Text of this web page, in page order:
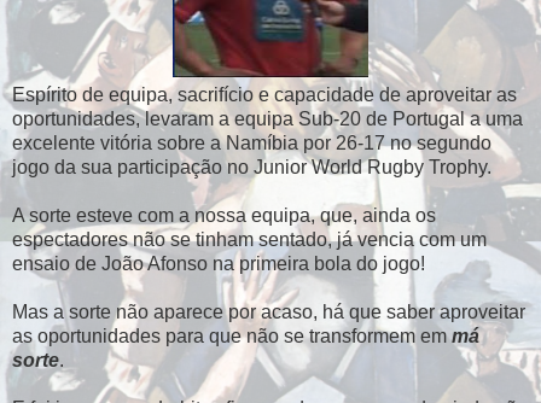
Espírito de equipa, sacrifício e capacidade de aproveitar as
oportunidades, levaram a equipa Sub-20 de Portugal a uma
excelente vitória sobre a Namíbia por 26-17 no segundo
jogo da sua participação no Junior World Rugby Trophy.
A sorte esteve com a nossa equipa, que, ainda os
espectadores não se tinham sentado, já vencia com um
ensaio de João Afonso na primeira bola do jogo!
Mas a sorte não aparece por acaso, há que saber aproveitar
as oportunidades para que não se transformem em má
sorte.